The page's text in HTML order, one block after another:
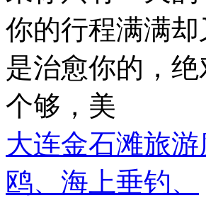
你的行程满满
是治愈你的，
个够，美
大连金石滩旅
鸥、海上垂钓、